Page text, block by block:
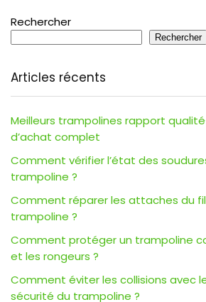
Rechercher
Rechercher
Articles récents
Meilleurs trampolines rapport
d’achat complet
Comment vérifier l’état des
trampoline ?
Comment réparer les attaches du
trampoline ?
Comment protéger un trampoline
et les rongeurs ?
Comment éviter les collisions avec
sécurité du trampoline ?